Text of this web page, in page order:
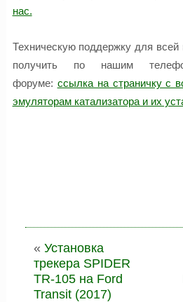
нас.
Техническую поддержку для
получить по нашим
форуме: ссылка на страничку с
эмуляторам катализатора и их
« Установка
трекера SPIDER
TR-105 на Ford
Transit (2017)